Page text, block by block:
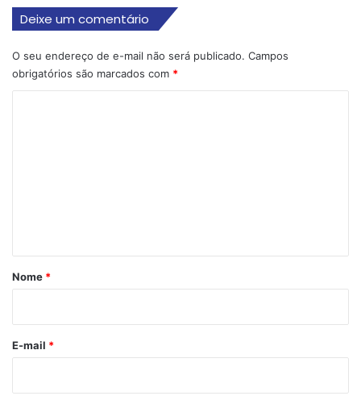
Deixe um comentário
O seu endereço de e-mail não será publicado. Campos
obrigatórios são marcados com *
r
*
Nome *
E-mail *